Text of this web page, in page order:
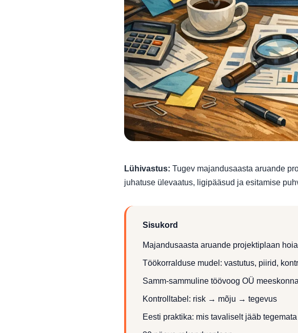
Lühivastus: Tugev majandusaasta aruande
juhatuse ülevaatus, ligipääsud ja esitamise
Sisukord
Majandusaasta aruande projektiplaan
Töökorralduse mudel: vastutus, piirid,
Samm-sammuline töövoog OÜ
Kontrolltabel: risk → mõju → tegevus
Eesti praktika: mis tavaliselt jääb tegemata